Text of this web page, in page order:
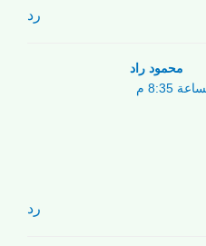
رد
محمود راد
رد